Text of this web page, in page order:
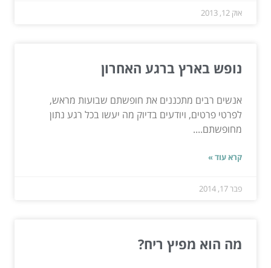
אוק 12, 2013
נופש בארץ ברגע האחרון
אנשים רבים מתכננים את חופשתם שבועות מראש,
לפרטי פרטים, ויודעים בדיוק מה יעשו בכל רגע נתון
מחופשתם....
קרא עוד »
פבר 17, 2014
מה הוא מפיץ ריח?